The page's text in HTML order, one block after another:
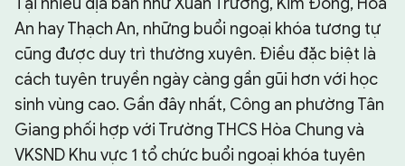
An hay Thạch An, những buổi ngoại khóa tương tự
cũng được duy trì thường xuyên. Điều đặc biệt là
cách tuyên truyền ngày càng gần gũi hơn với học
sinh vùng cao. Gần đây nhất, Công an phường Tân
Giang phối hợp với Trường THCS Hòa Chung và
VKSND Khu vực 1 tổ chức buổi ngoại khóa tuyên